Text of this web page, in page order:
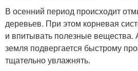
В осенний период происходит
деревьев. При этом корневая
и впитывать полезные вещества.
земля подвергается быстрому
тщательно увлажнять.